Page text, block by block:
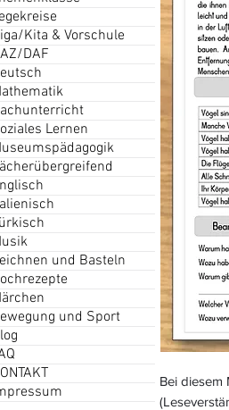
Bei diesem
Kita & Vorschule
DAF
Lernen
und Basteln
und Sport